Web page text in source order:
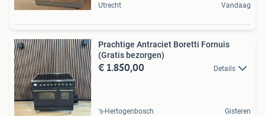
Utrecht Vandaag
Prachtige Antraciet Boretti Fornuis
(Gratis bezorgen)
€ 1.850,00 Details
's-Hertogenbosch Gisteren